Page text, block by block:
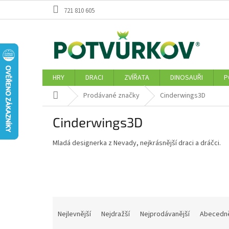
721 810 605
HRY DRACI ZVÍŘATA DINOSAUŘI
Domů Prodávané značky Cinderwings3D
Cinderwings3D
Mladá designerka z Nevady, nejkrásnější draci a dráčci.
Nejlevnější Nejdražší Nejprodávanější